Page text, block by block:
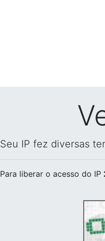
Seu IP fez diversas
Para liberar o acesso do IP